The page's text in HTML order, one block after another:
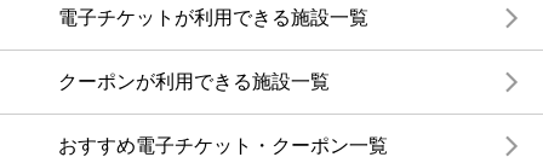
電子チケットが利用できる施設一覧
クーポンが利用できる施設一覧
おすすめ電子チケット・クーポン一覧